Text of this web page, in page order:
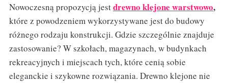
Nowoczesną propozycją jestdrewno klejone warstwowo,
które z powodzeniem wykorzystywane jest do budowy
różnego rodzaju konstrukcji. Gdzie szczególnie znajduje
zastosowanie? W szkołach, magazynach, w budynkach
rekreacyjnych i miejscach tych, które cenią sobie
eleganckie i szykowne rozwiązania. Drewno klejone nie